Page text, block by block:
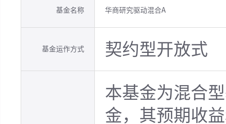
基金名称 华商研究驱动混合A
基金运作方式 契约型开放式
本基金为混合
金，其预期收